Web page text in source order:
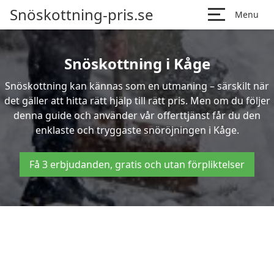
Snöskottning-pris.se Menu
Snöskottning i Kåge
Snöskottning kan kännas som en utmaning – särskilt när
det gäller att hitta rätt hjälp till rätt pris. Men om du följer
denna guide och använder vår offerttjänst får du den
enklaste och tryggaste snöröjningen i Kåge.
Få 3 erbjudanden, gratis och utan förpliktelser